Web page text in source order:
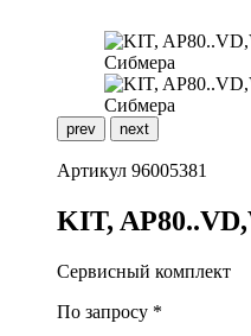
prev next
Артикул 96005381
KIT,
Сервисный комплект
По запросу *